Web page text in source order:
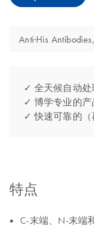
Anti·His
✓ 全天候自动
✓ 博学专业的
✓ 快速可靠的（
特点
C-末端、N-末端